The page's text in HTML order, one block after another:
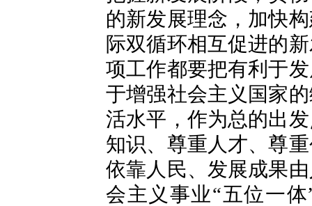
的新发展理念，加快
际双循环相互促进的
项工作都要把有利于
于增强社会主义国家
活水平，作为总的出
知识、尊重人才、尊
依靠人民、发展成果
会主义事业“五位一